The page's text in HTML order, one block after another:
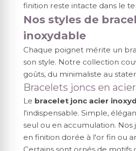
finition reste intacte dans le
Nos styles de
inoxydable
Chaque poignet mérite un
son style. Notre collection
goûts, du minimaliste au
Bracelets joncs en
Le bracelet jonc acier
l'indispensable. Simple,
seul ou en accumulation. Nos
en finition dorée à l'or fin ou
Certains sont ornés de motifs